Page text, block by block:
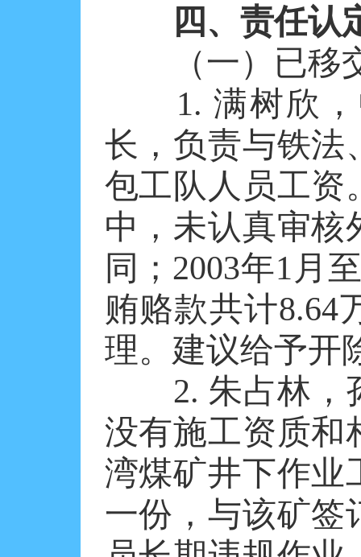
四、责任认
（一）已移交
1. 满树欣，
长，负责与铁法
包工队人员工资
中，未认真审核
同；2003年1月
贿赂款共计8.64
理。建议给予开
2. 朱占林，孙
没有施工资质和
湾煤矿井下作业
一份，与该矿签